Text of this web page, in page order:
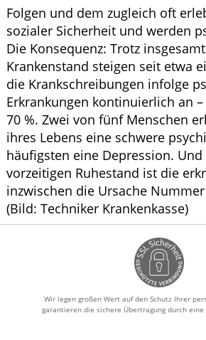
Folgen und dem zugleich oft
sozialer Sicherheit und werden
Die Konsequenz: Trotz
Krankenstand steigen seit etwa
die Krankschreibungen infolge
Erkrankungen kontinuierlich an
70 %. Zwei von fünf Menschen
ihres Lebens eine schwere
häufigsten eine Depression.
vorzeitigen Ruhestand ist die
inzwischen die Ursache
(Bild: Techniker Krankenkasse)
Wir legen großen Wert auf den Schutz Ihrer
garantieren die sichere Übertragung durch eine